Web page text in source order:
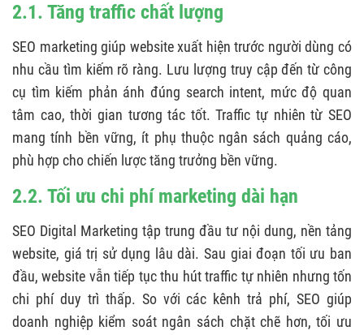
2.1. Tăng traffic chất lượng
SEO marketing giúp website xuất hiện trước người dùng có
nhu cầu tìm kiếm rõ ràng. Lưu lượng truy cập đến từ công
cụ tìm kiếm phản ánh đúng search intent, mức độ quan
tâm cao, thời gian tương tác tốt. Traffic tự nhiên từ SEO
mang tính bền vững, ít phụ thuộc ngân sách quảng cáo,
phù hợp cho chiến lược tăng trưởng bền vững.
2.2. Tối ưu chi phí marketing dài hạn
SEO Digital Marketing tập trung đầu tư nội dung, nền tảng
website, giá trị sử dụng lâu dài. Sau giai đoạn tối ưu ban
đầu, website vẫn tiếp tục thu hút traffic tự nhiên nhưng tốn
chi phí duy trì thấp. So với các kênh trả phí, SEO giúp
doanh nghiệp kiểm soát ngân sách chặt chẽ hơn, tối ưu